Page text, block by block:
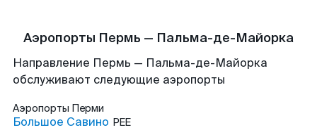
Аэропорты Пермь — Пальма-де-Майорка
Направление Пермь — Пальма-де-Майорка
обслуживают следующие аэропорты
Аэропорты Перми
Большое Савино PEE